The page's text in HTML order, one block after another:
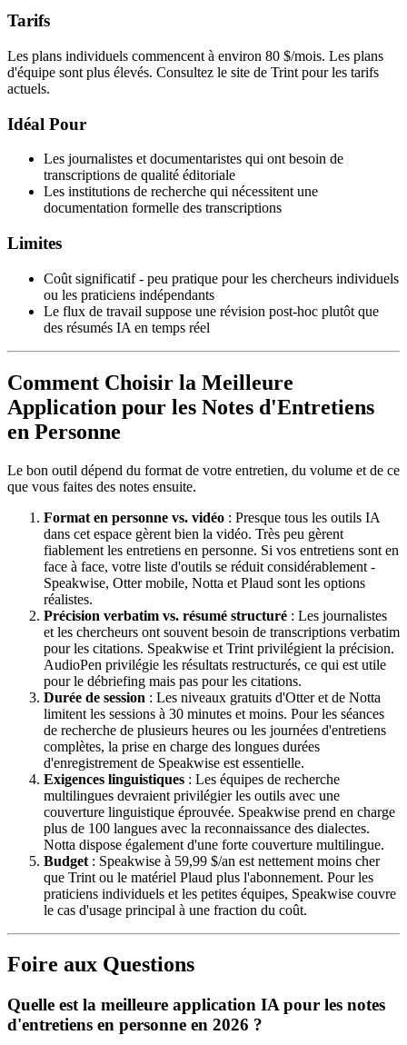
Tarifs
Les plans individuels commencent à environ 80 $/mois. Les plans
d'équipe sont plus élevés. Consultez le site de Trint pour les tarifs
actuels.
Idéal Pour
Les journalistes et documentaristes qui ont besoin de
transcriptions de qualité éditoriale
Les institutions de recherche qui nécessitent une
documentation formelle des transcriptions
Limites
Coût significatif - peu pratique pour les chercheurs individuels
ou les praticiens indépendants
Le flux de travail suppose une révision post-hoc plutôt que
des résumés IA en temps réel
Comment Choisir la Meilleure
Application pour les Notes d'Entretiens
en Personne
Le bon outil dépend du format de votre entretien, du volume et de ce
que vous faites des notes ensuite.
Format en personne vs. vidéo : Presque tous les outils IA
dans cet espace gèrent bien la vidéo. Très peu gèrent
fiablement les entretiens en personne. Si vos entretiens sont en
face à face, votre liste d'outils se réduit considérablement -
Speakwise, Otter mobile, Notta et Plaud sont les options
réalistes.
Précision verbatim vs. résumé structuré : Les journalistes
et les chercheurs ont souvent besoin de transcriptions verbatim
pour les citations. Speakwise et Trint privilégient la précision.
AudioPen privilégie les résultats restructurés, ce qui est utile
pour le débriefing mais pas pour les citations.
Durée de session : Les niveaux gratuits d'Otter et de Notta
limitent les sessions à 30 minutes et moins. Pour les séances
de recherche de plusieurs heures ou les journées d'entretiens
complètes, la prise en charge des longues durées
d'enregistrement de Speakwise est essentielle.
Exigences linguistiques : Les équipes de recherche
multilingues devraient privilégier les outils avec une
couverture linguistique éprouvée. Speakwise prend en charge
plus de 100 langues avec la reconnaissance des dialectes.
Notta dispose également d'une forte couverture multilingue.
Budget : Speakwise à 59,99 $/an est nettement moins cher
que Trint ou le matériel Plaud plus l'abonnement. Pour les
praticiens individuels et les petites équipes, Speakwise couvre
le cas d'usage principal à une fraction du coût.
Foire aux Questions
Quelle est la meilleure application IA pour les notes
d'entretiens en personne en 2026 ?